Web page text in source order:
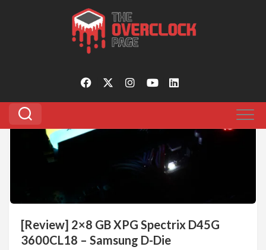
review xpg d45g 3600cl18
[Review] 2×8 GB XPG Spectrix D45G
3600CL18 – Samsung D-Die